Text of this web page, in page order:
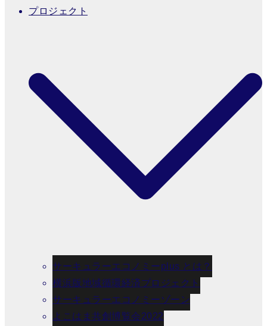
プロジェクト
サーキュラーエコノミーplus とは？
横浜版地域循環経済プロジェクト
サーキュラーエコノミーゾーン
よこはま共創博覧会2022